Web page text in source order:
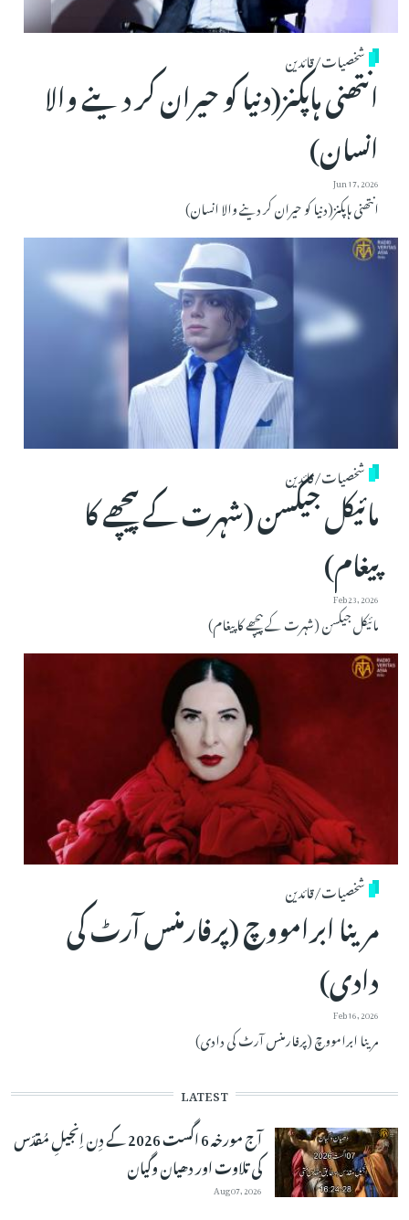
شخصیات/قائدین
انتھنی ہاپکنز(دنیا کو حیران کر دینے والا
انسان)
Jun 17, 2026
انتھنی ہاپکنز(دنیا کو حیران کر دینے والا انسان)
شخصیات/قائدین
مائیکل جیکسن (شہرت کے پیچھے کا
پیغام)
Feb 23, 2026
مائیکل جیکسن (شہرت کے پیچھے کا پیغام)
شخصیات/قائدین
مرینا ابرامووچ (پرفارمنس آرٹ کی
دادی)
Feb 16, 2026
مرینا ابرامووچ (پرفارمنس آرٹ کی دادی)
LATEST
آج مورخہ 6 اگست 2026 کے دِن اِنجیلِ مُقدّس
کی تلاوت اور دھیان وگیان
Aug 07, 2026